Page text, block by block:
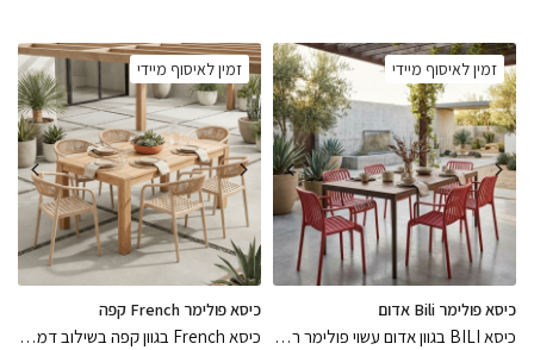
זמין לאיסוף מיידי
כיסא פולימר Bili אדום
כיסא BILI בגוון אדום עשוי פולימר רב שימושי לפנים ולבחוץ עמיד לתנאי מזג אוויר שונים בגימורים מושלמים וקווים נקיים
זמין לאיסוף מיידי
כיסא פולימר French קפה
כיסא French בגוון קפה בשילוב דמוי ראטן קלוע עמיד לתנאי חוץ עשוי פולימר בגימור מושלם למרפסת ולגינה, פיס נח לשדרוג פינת הישיבה בחוץ